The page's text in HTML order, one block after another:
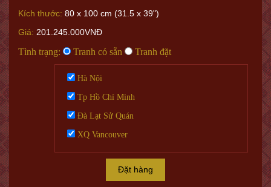
Kích thước: 80 x 100 cm (31.5 x 39")
Giá: 201.245.000VNĐ
Tình trạng: Tranh có sẵn Tranh đặt
Hà Nội
Tp Hồ Chí Minh
Đà Lạt Sử Quán
XQ Vancouver
Đặt hàng